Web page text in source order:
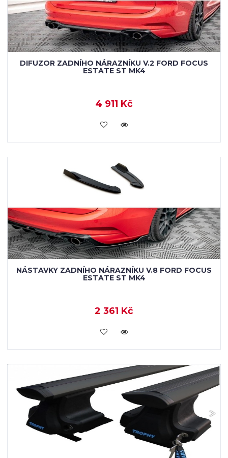
DIFUZOR ZADNÍHO NÁRAZNÍKU V.2 FORD FOCUS
ESTATE ST MK4
4 911 Kč
VLOŽIT DO KOŠÍKU
NÁSTAVKY ZADNÍHO NÁRAZNÍKU V.8 FORD FOCUS
ESTATE ST MK4
2 361 Kč
VLOŽIT DO KOŠÍKU